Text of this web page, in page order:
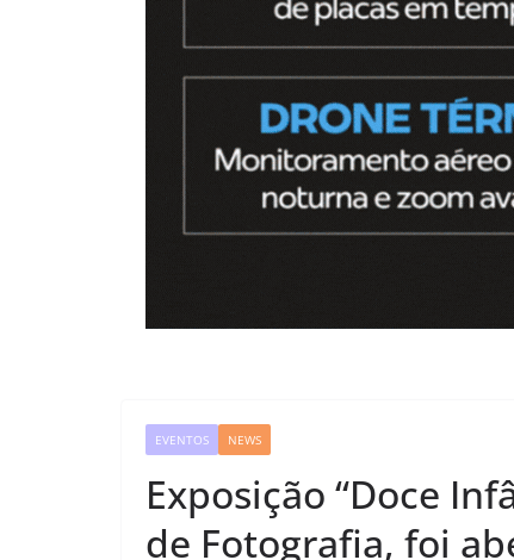
EVENTOS NEWS
Exposição “Doce
de Fotografia, foi